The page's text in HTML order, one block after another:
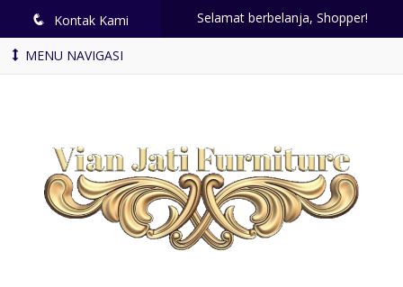
q Kontak Kami Selamat berbelanja, Shopper!
MENU NAVIGASI